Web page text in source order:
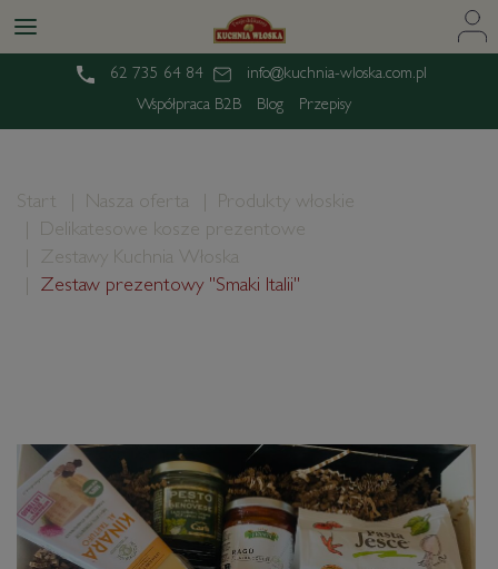
62 735 64 84
info@kuchnia-wloska.com.pl
Współpraca B2B
Blog Przepisy
Start Nasza oferta
Produkty włoskie
Delikatesowe kosze prezentowe
Zestawy Kuchnia Włoska
Zestaw prezentowy "Smaki Italii"